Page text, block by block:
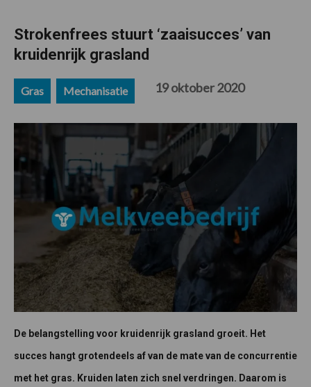
Strokenfrees stuurt ‘zaaisucces’ van
kruidenrijk grasland
Gras Mechanisatie 19 oktober 2020
De belangstelling voor kruidenrijk grasland groeit. Het
succes hangt grotendeels af van de mate van de concurrentie
met het gras. Kruiden laten zich snel verdringen. Daarom is